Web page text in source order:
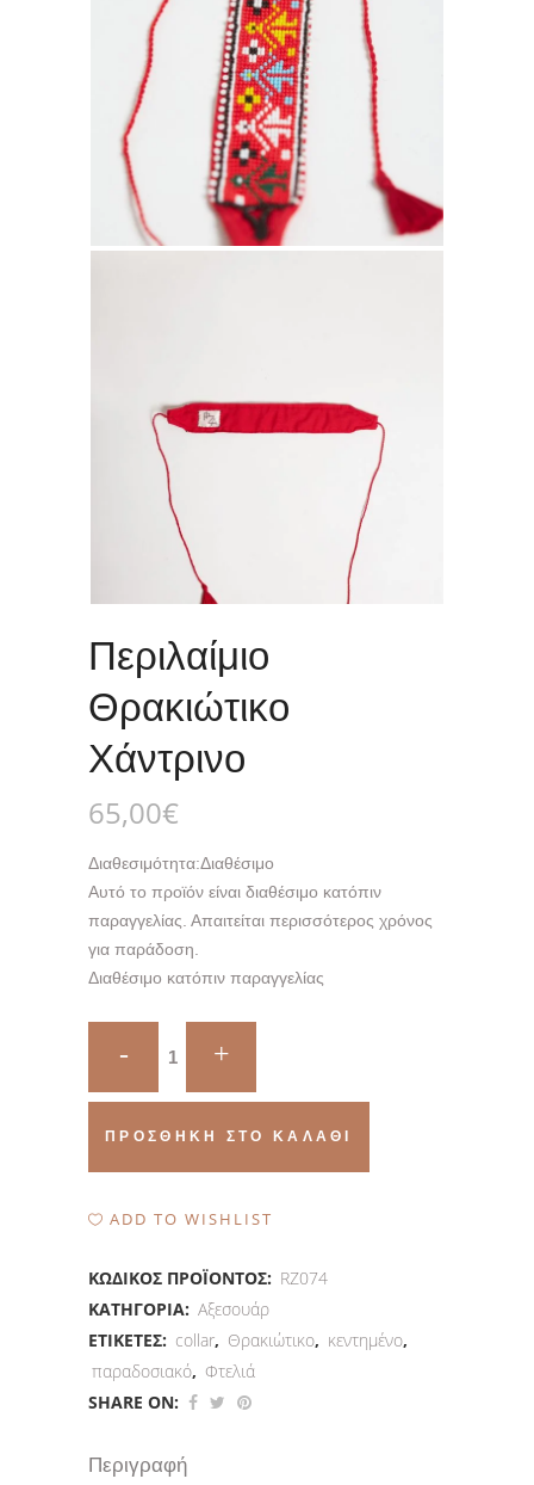
Περιλαίμιο
Θρακιώτικο
Χάντρινο
65,00€
Διαθεσιμότητα:Διαθέσιμο
Αυτό το προϊόν είναι διαθέσιμο κατόπιν
παραγγελίας. Απαιτείται περισσότερος χρόνος
για παράδοση.
Διαθέσιμο κατόπιν παραγγελίας
Θρακιώτικο
Χάντρινο
quantity
ΠΡΟΣΘΉΚΗ ΣΤΟ ΚΑΛΆΘΙ
ADD TO WISHLIST
ΚΩΔΙΚΌΣ ΠΡΟΪΌΝΤΟΣ: RZ074
ΚΑΤΗΓΟΡΊΑ: Αξεσουάρ
ΕΤΙΚΈΤΕΣ: collar, Θρακιώτικο, κεντημένο,
παραδοσιακό, Φτελιά
SHARE ON:
Περιγραφή